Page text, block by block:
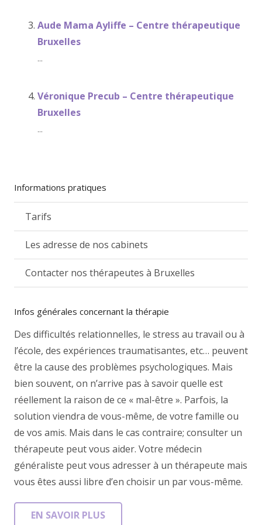
Aude Mama Ayliffe – Centre thérapeutique
Bruxelles
...
Véronique Precub – Centre thérapeutique
Bruxelles
...
Informations pratiques
Tarifs
Les adresse de nos cabinets
Contacter nos thérapeutes à Bruxelles
Infos générales concernant la thérapie
Des difficultés relationnelles, le stress au travail ou à
l’école, des expériences traumatisantes, etc… peuvent
être la cause des problèmes psychologiques. Mais
bien souvent, on n’arrive pas à savoir quelle est
réellement la raison de ce « mal-être ». Parfois, la
solution viendra de vous-même, de votre famille ou
de vos amis. Mais dans le cas contraire; consulter un
thérapeute peut vous aider. Votre médecin
généraliste peut vous adresser à un thérapeute mais
vous êtes aussi libre d’en choisir un par vous-même.
EN SAVOIR PLUS